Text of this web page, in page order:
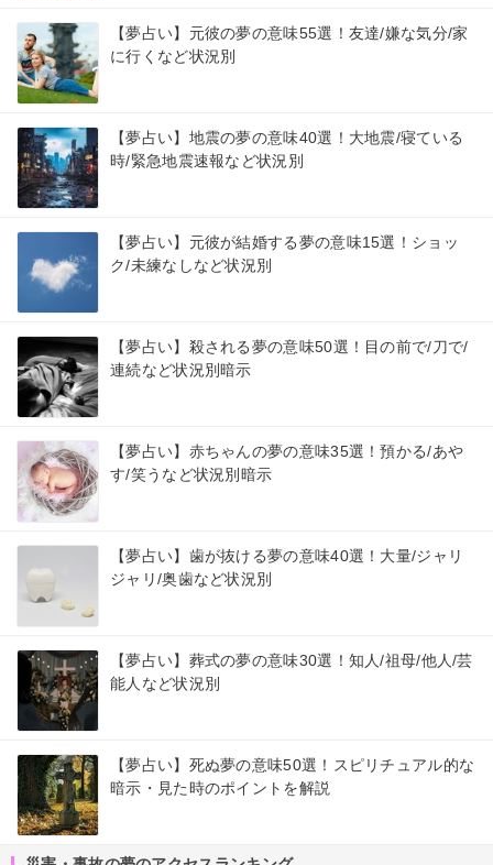
【夢占い】元彼の夢の意味55選！友達/嫌な気分/家
に行くなど状況別
【夢占い】地震の夢の意味40選！大地震/寝ている
時/緊急地震速報など状況別
【夢占い】元彼が結婚する夢の意味15選！ショッ
ク/未練なしなど状況別
【夢占い】殺される夢の意味50選！目の前で/刀で/
連続など状況別暗示
【夢占い】赤ちゃんの夢の意味35選！預かる/あや
す/笑うなど状況別暗示
【夢占い】歯が抜ける夢の意味40選！大量/ジャリ
ジャリ/奥歯など状況別
【夢占い】葬式の夢の意味30選！知人/祖母/他人/芸
能人など状況別
【夢占い】死ぬ夢の意味50選！スピリチュアル的な
暗示・見た時のポイントを解説